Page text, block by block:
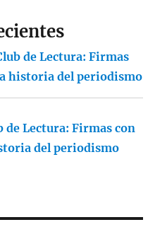
de Lectura: Firmas
historia del periodismo
de Lectura: Firmas con
del periodismo